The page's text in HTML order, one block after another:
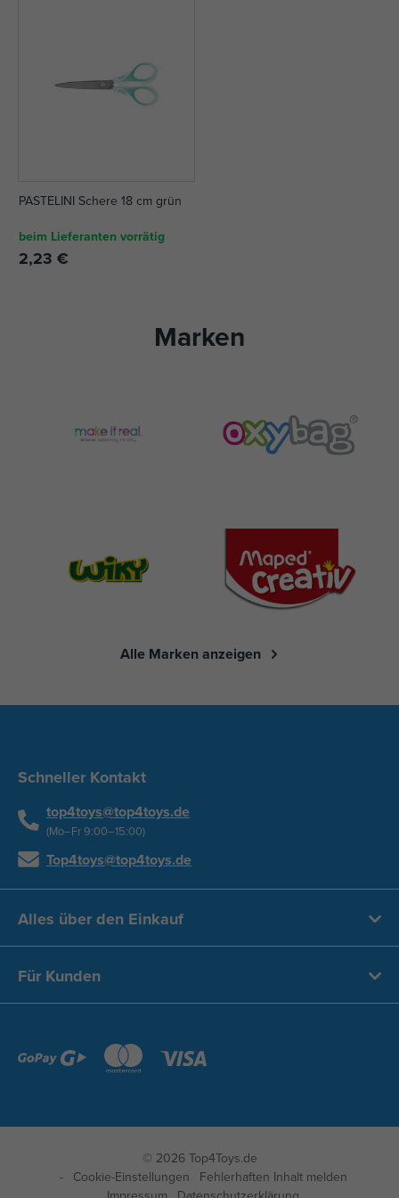
PASTELINI Schere 18 cm grün
beim Lieferanten vorrätig
2,23 €
Marken
Alle Marken anzeigen
Schneller Kontakt
top4toys@top4toys.de
(Mo–Fr 9:00–15:00)
Top4toys@top4toys.de
Alles über den Einkauf
Für Kunden
© 2026 Top4Toys.de
Cookie-Einstellungen
Fehlerhaften Inhalt melden